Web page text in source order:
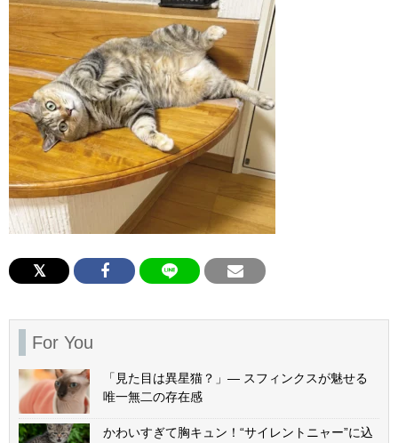
For You
「見た目は異星猫？」— スフィンクスが魅せる
唯一無二の存在感
かわいすぎて胸キュン！“サイレントニャー”に込